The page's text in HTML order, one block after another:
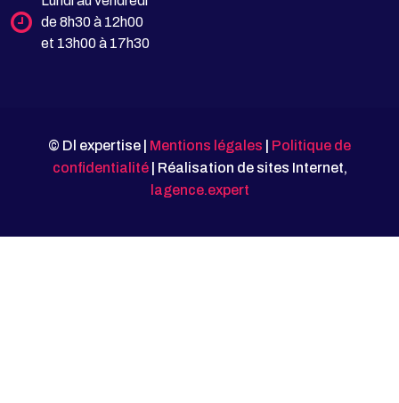
de 8h30 à 12h00
et 13h00 à 17h30
© Dl expertise | Mentions légales
Politique de
confidentialité| Réalisation de sites Internet,
lagence.expert